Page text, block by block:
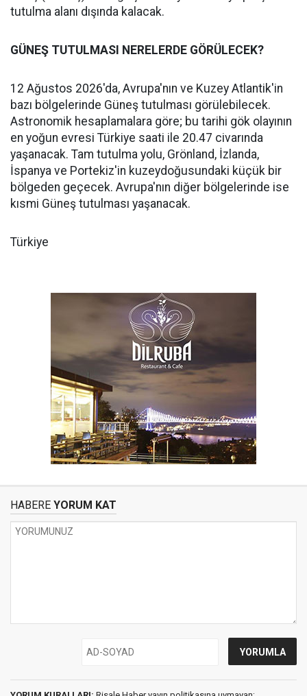
tutulma alanı dışında kalacak.
GÜNEŞ TUTULMASI NERELERDE GÖRÜLECEK?
12 Ağustos 2026'da, Avrupa'nın ve Kuzey Atlantik'in
bazı bölgelerinde Güneş tutulması görülebilecek.
Astronomik hesaplamalara göre; bu tarihi gök olayının
en yoğun evresi Türkiye saati ile 20.47 civarında
yaşanacak. Tam tutulma yolu, Grönland, İzlanda,
İspanya ve Portekiz'in kuzeydoğusundaki küçük bir
bölgeden geçecek. Avrupa'nın diğer bölgelerinde ise
kısmi Güneş tutulması yaşanacak.
Türkiye
HABERE YORUM KAT